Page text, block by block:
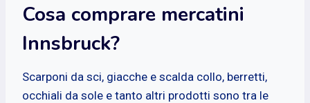
Cosa comprare mercatini
Innsbruck?
Scarponi da sci, giacche e scalda collo, berretti,
occhiali da sole e tanto altri prodotti sono tra le